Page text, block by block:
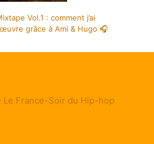
Vol.1 : comment j’ai
grâce à Ami & Hugo 🎧
Le France-Soir du Hip-hop